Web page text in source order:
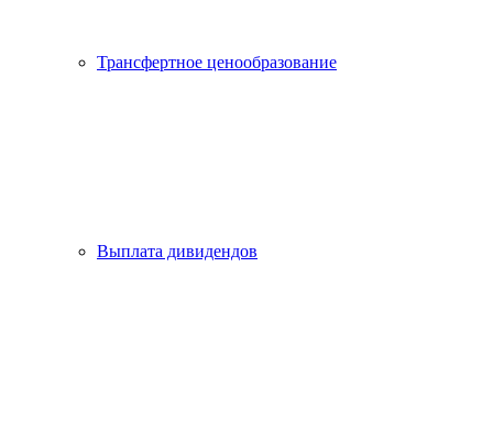
Трансфертное ценообразование
Выплата дивидендов